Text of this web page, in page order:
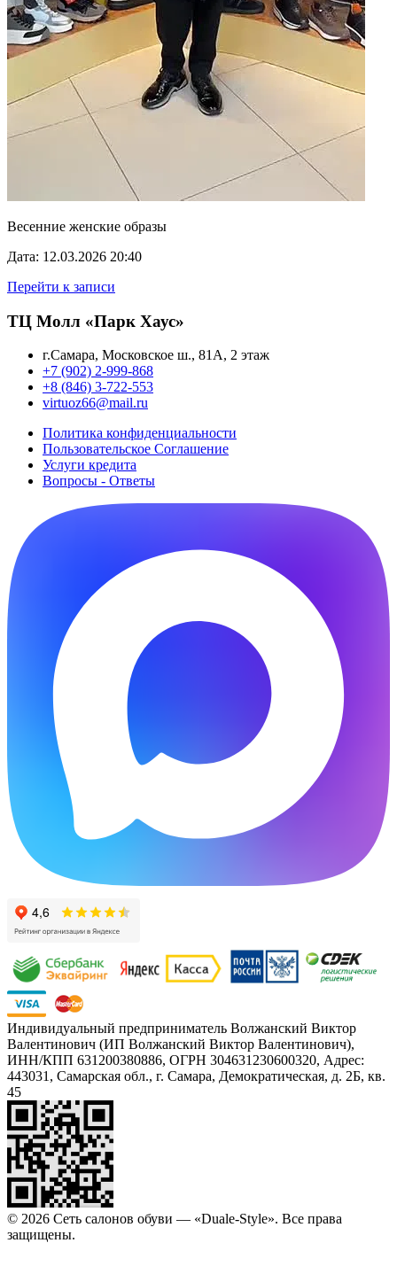
Весенние женские образы
Дата: 12.03.2026 20:40
Перейти к записи
ТЦ Молл «Парк Хаус»
г.Самара, Московское ш., 81А, 2 этаж
+7 (902) 2-999-868
+8 (846) 3-722-553
virtuoz66@mail.ru
Политика конфиденциальности
Пользовательское Cоглашение
Услуги кредита
Вопросы - Ответы
Индивидуальный предприниматель Волжанский Виктор
Валентинович (ИП Волжанский Виктор Валентинович),
ИНН/КПП 631200380886, ОГРН 304631230600320, Адрес:
443031, Самарская обл., г. Самара, Демократическая, д. 2Б, кв.
45
© 2026 Сеть салонов обуви — «Duale-Style». Все права
защищены.